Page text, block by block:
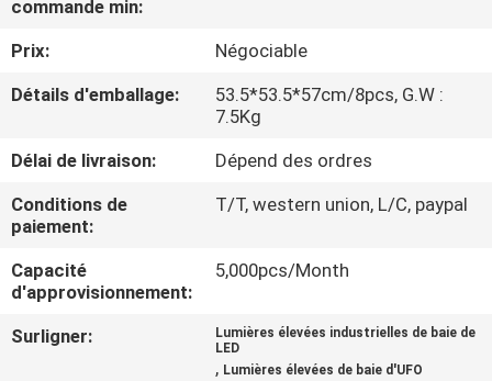
VISITE
D'USINE
DE
QUALITÉ
CONTACTEZ-
NOUS
commande min:
Prix:
Négociable
Détails d'emballage:
53.5*53.5*57cm/8pcs, G.W :
7.5Kg
Délai de livraison:
Dépend des ordres
Conditions de
paiement:
T/T, western union, L/C, paypal
Capacité
d'approvisionnement:
5,000pcs/Month
Surligner:
Lumières élevées industrielles de baie de
LED
, Lumières élevées de baie d'UFO